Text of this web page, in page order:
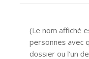
(Le nom affiché
personnes avec
dossier ou l’un